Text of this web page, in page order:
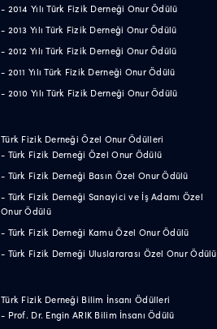
- 2014 Yılı Türk Fizik Derneği Onur Ödülü
- 2013 Yılı Türk Fizik Derneği Onur Ödülü
- 2012 Yılı Türk Fizik Derneği Onur Ödülü
- 2011 Yılı Türk Fizik Derneği Onur Ödülü
- 2010 Yılı Türk Fizik Derneği Onur Ödülü
Türk Fizik Derneği Özel Onur Ödülleri
- Türk Fizik Derneği Özel Onur Ödülü
- Türk Fizik Derneği Basın Özel Onur Ödülü
- Türk Fizik Derneği Sanayici ve İş Adamı Özel
Onur Ödülü
- Türk Fizik Derneği Kamu Özel Onur Ödülü
- Türk Fizik Derneği Uluslararası Özel Onur Ödülü
Türk Fizik Derneği Bilim İnsanı Ödülleri
- Prof. Dr. Engin ARIK Bilim İnsanı Ödülü